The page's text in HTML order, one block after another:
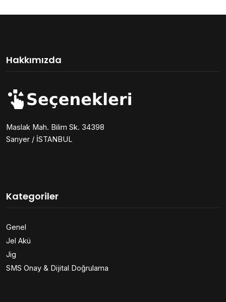
Hakkımızda
Maslak Mah. Bilim Sk. 34398
Sarıyer / İSTANBUL
Kategoriler
Genel
Jel Akü
Jig
SMS Onay & Dijital Doğrulama